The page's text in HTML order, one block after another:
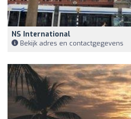
NS International
Bekijk adres en contactgegevens